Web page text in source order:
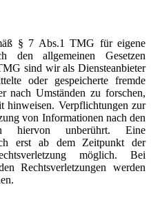
§ 7 Abs.1 TMG für eigene
den allgemeinen Gesetzen
sind wir als Diensteanbieter
oder gespeicherte fremde
nach Umständen zu forschen,
hinweisen. Verpflichtungen zur
von Informationen nach den
hiervon unberührt. Eine
erst ab dem Zeitpunkt der
möglich. Bei
Rechtsverletzungen werden